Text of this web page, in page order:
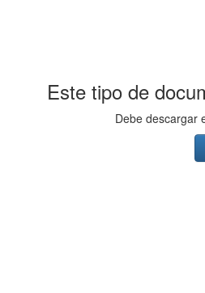
Este tipo de
Debe descargar